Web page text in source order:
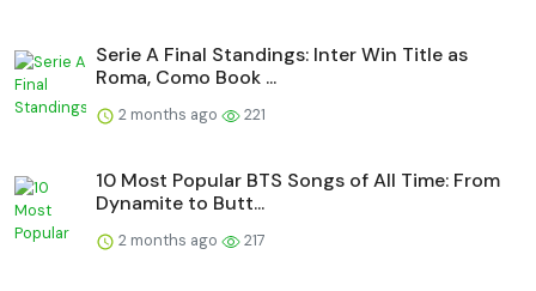
Serie A Final Standings: Inter Win Title as
Roma, Como Book ...
2 months ago 221
10 Most Popular BTS Songs of All Time: From
Dynamite to Butt...
2 months ago 217